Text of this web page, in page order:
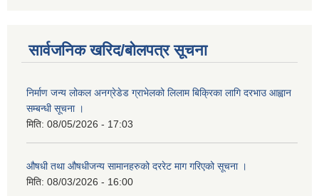
सार्वजनिक खरिद/बोलपत्र सूचना
निर्माण जन्य लोकल अनग्रेडेड ग्राभेलको लिलाम बिक्रिका लागि दरभाउ आह्वान
सम्बन्धी सूचना ।
मिति: 08/05/2026 - 17:03
औषधी तथा औषधीजन्य सामानहरुको दररेट माग गरिएको सूचना ।
मिति: 08/03/2026 - 16:00